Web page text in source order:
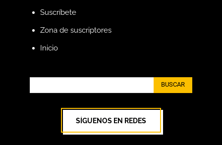
Suscríbete
Zona de suscriptores
Inicio
BUSCAR
SÍGUENOS EN REDES